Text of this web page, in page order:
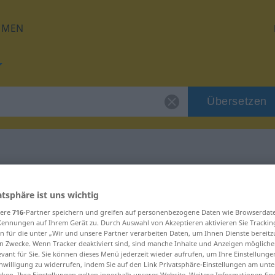
Übersetzen
"vertrackt"
ist uns wichtig
716-Partner speichern und greifen auf personenbezogene Daten wie
auf Ihrem Gerät zu. Durch Auswahl von Akzeptieren aktivieren Sie
für die unter „Wir und unsere Partner verarbeiten Daten, um Ihnen Dienste
Zwecke. Wenn Tracker deaktiviert sind, sind manche Inhalte und Anzeigen
für Sie. Sie können dieses Menü jederzeit wieder aufrufen, um Ihre
zu widerrufen, indem Sie auf den Link Privatsphäre-Einstellungen am